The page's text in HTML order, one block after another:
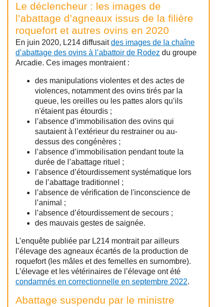
Le déclencheur : les images de
l’abattage d’agneaux issus de la filière
roquefort et autres ovins en 2020
En juin 2020, L214 diffusaitdes images de la chaîne
d’abattage des ovins à l’abattoir de Rodez du groupe
Arcadie. Ces images montraient :
des manipulations violentes et des actes de
violences, notamment des ovins tirés par la
queue, les oreilles ou les pattes alors qu’ils
n'étaient pas étourdis ;
l’absence d’immobilisation des ovins qui
sautaient à l’extérieur du restrainer ou au-
dessus des congénères ;
l’absence d’immobilisation pendant toute la
durée de l’abattage rituel ;
l’absence d’étourdissement systématique lors
de l’abattage traditionnel ;
l’absence de vérification de l'inconscience de
l’animal ;
l’absence d’étourdissement de secours ;
des mauvais gestes de saignée.
L’enquête publiée par L214 montrait par ailleurs
l’élevage des agneaux écartés de la production de
roquefort (les mâles et des femelles en surnombre).
L’élevage et les vétérinaires de l’élevage ont été
condamnés en correctionnelle en septembre 2022.
Abattage suspendu par le ministre